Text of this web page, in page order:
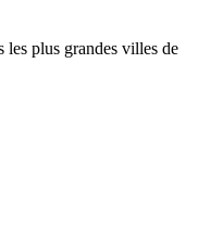
les plus grandes villes de